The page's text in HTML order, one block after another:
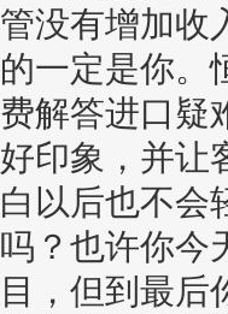
管没有增加收
的一定是你。
费解答进口疑
好印象，并让
白以后也不会
吗？也许你今
目，但到最后